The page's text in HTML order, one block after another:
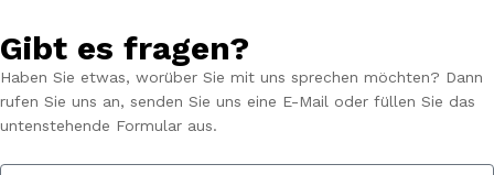
Gibt es fragen?
Haben Sie etwas, worüber Sie mit uns sprechen möchten? Dann
rufen Sie uns an, senden Sie uns eine E-Mail oder füllen Sie das
untenstehende Formular aus.